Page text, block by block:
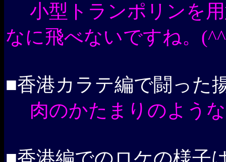
小型トランポリンを
なに飛べないですね。
■香港カラテ編で闘った
肉のかたまりのよう